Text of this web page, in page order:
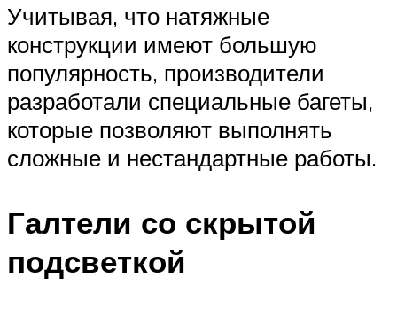
Учитывая, что натяжные
конструкции имеют большую
популярность, производители
разработали специальные багеты,
которые позволяют выполнять
сложные и нестандартные работы.
Галтели со скрытой
подсветкой